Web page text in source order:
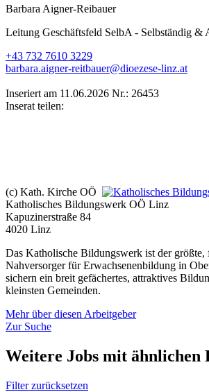
Barbara Aigner-Reibauer
Leitung Geschäftsfeld SelbA - Selbständig &
+43 732 7610 3229
barbara.aigner-reitbauer@dioezese-linz.at
Inseriert am 11.06.2026 Nr.: 26453
Inserat teilen:
(c) Kath. Kirche OÖ
Katholisches Bildungswerk OÖ Linz
Kapuzinerstraße 84
4020 Linz
Das Katholische Bildungswerk ist der größte,
Nahversorger für Erwachsenenbildung in
sichern ein breit gefächertes, attraktives
kleinsten Gemeinden.
Mehr über diesen Arbeitgeber
Zur Suche
Weitere Jobs mit
Filter zurücksetzen